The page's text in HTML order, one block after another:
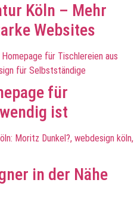
Köln – Mehr
Websites
für
ist
in der Nähe